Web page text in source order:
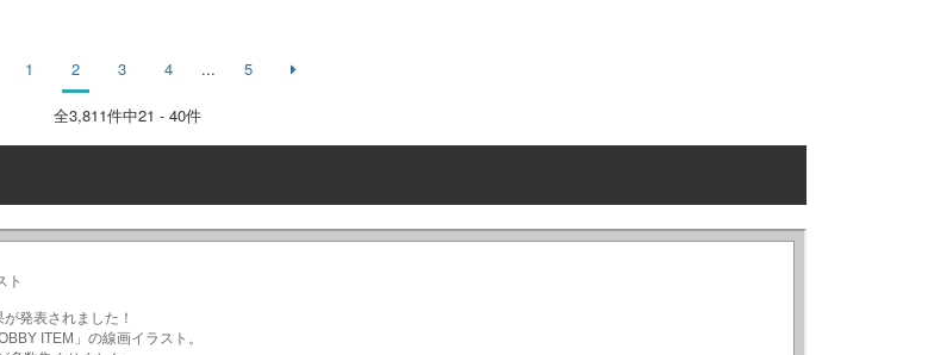
1 2 3 4 ... 5
全3,811件中21 - 40件